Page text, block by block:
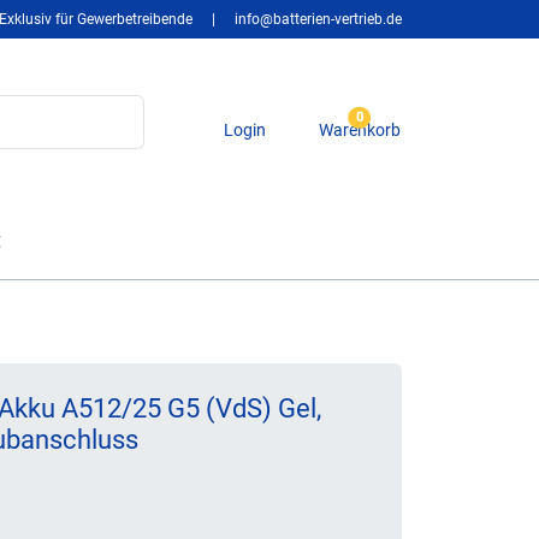
Exklusiv für Gewerbetreibende info@batterien-vertrieb.de
Login
0
Warenkorb
A512/25 G5 (VdS) Gel,